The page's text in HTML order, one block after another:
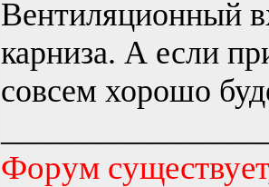
Вентиляционный
карниза. А если
совсем хорошо
Форум